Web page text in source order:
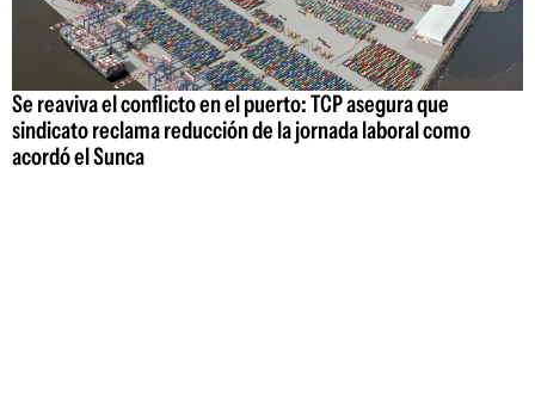
Se reaviva el conflicto en el puerto: TCP asegura que
sindicato reclama reducción de la jornada laboral como
acordó el Sunca